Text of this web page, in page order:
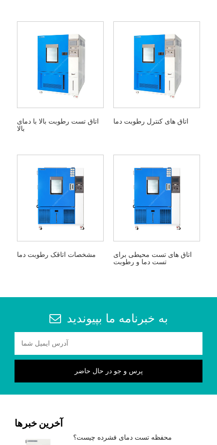
اتاق تست رطوبت بالا با دمای
بالا
اتاق های کنترل رطوبت دما
مشخصات اتاقک رطوبت دما
اتاق های تست محیطی برای
تست دما و رطوبت
به خبرنامه ما بپیوندید
آخرین خبرها
محفظه تست دمای فشرده چیست؟